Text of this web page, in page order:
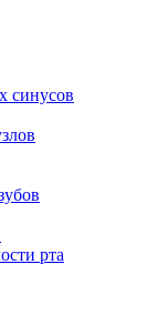
синусов
рта